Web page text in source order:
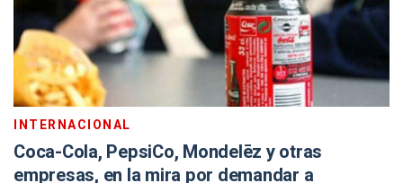
INTERNACIONAL
Coca-Cola, PepsiCo, Mondelēz y otras
empresas, en la mira por demandar a